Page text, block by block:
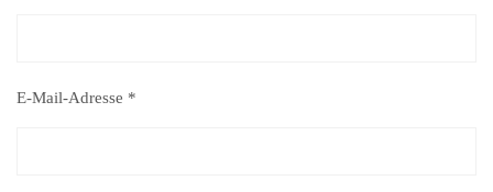
E-Mail-Adresse *